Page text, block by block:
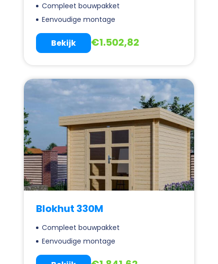
Compleet bouwpakket
Eenvoudige montage
€1.502,82
Bekijk
Blokhut 330M
Compleet bouwpakket
Eenvoudige montage